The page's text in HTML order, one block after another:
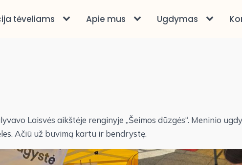
tėveliams Apie mus Ugdymas
Laisvės aikštėje renginyje „Šeimos dūzgės“. Meninio
Ačiū už buvimą kartu ir bendrystę.